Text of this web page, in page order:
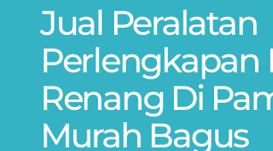
Jual Peralatan
Perlengkapan
Renang Di
Murah Bagus